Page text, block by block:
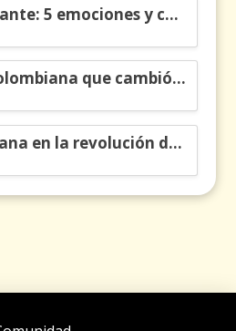
Resiliencia migrante: 5 emociones y cómo gestionarlas
Tatiana Toro: colombiana que cambió la historia de las matemáticas
Ciencia colombiana en la revolución de los órganos en chips